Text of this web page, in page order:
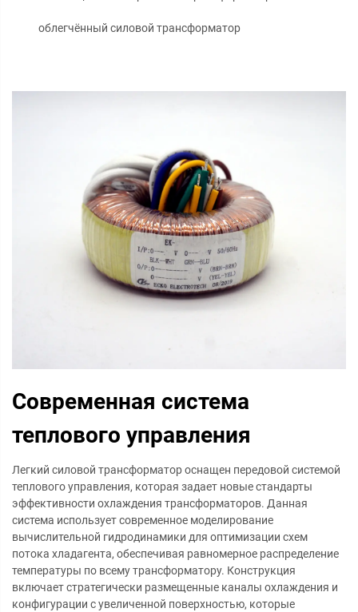
облегчённый силовой трансформатор
Современная система
теплового управления
Легкий силовой трансформатор оснащен передовой системой
теплового управления, которая задает новые стандарты
эффективности охлаждения трансформаторов. Данная
система использует современное моделирование
вычислительной гидродинамики для оптимизации схем
потока хладагента, обеспечивая равномерное распределение
температуры по всему трансформатору. Конструкция
включает стратегически размещенные каналы охлаждения и
конфигурации с увеличенной поверхностью, которые